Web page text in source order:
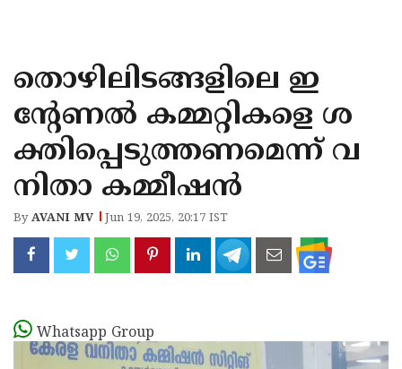
KANNUR
KASARAGOD
തൊഴിലിടങ്ങളിലെ ഇ
ന്റേണൽ കമ്മറ്റികളെ ശ
ക്തിപ്പെടുത്തണമെന്ന് വ
നിതാ കമ്മീഷൻ
ByAVANI MV Jun 19, 2025, 20:17 IST
Whatsapp Group